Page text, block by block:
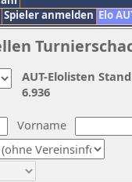
Spieler anmelden Elo
Vorname
AUT-Elolisten
6.936